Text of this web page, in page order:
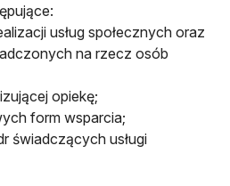
usług społecznych oraz
na rzecz osób
opiekę;
form wsparcia;
świadczących usługi